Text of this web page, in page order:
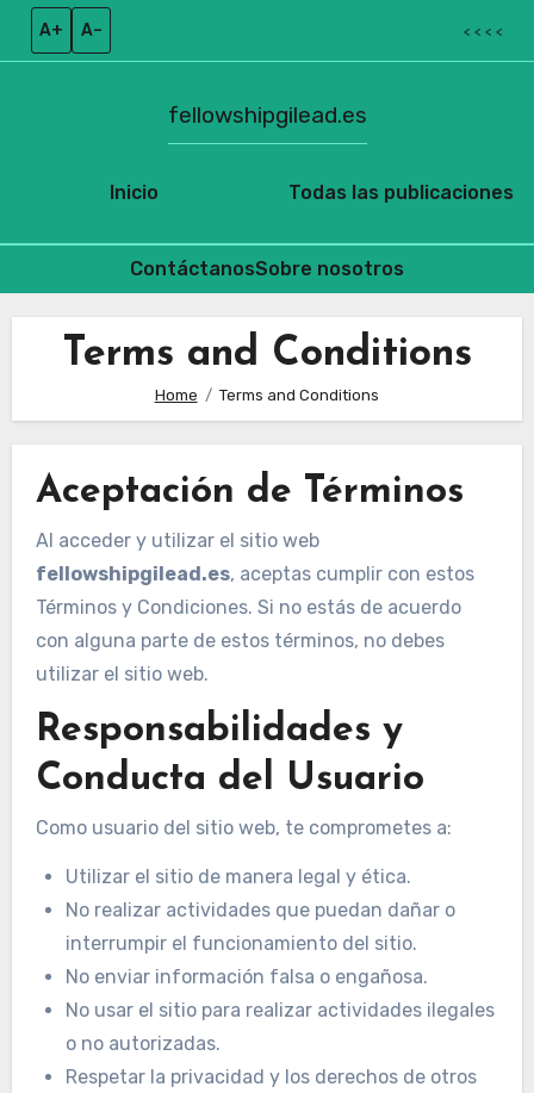
A+ A– < < < <
Inicio
fellowshipgilead.es
Todas las publicaciones
ContáctanosSobre nosotros
Terms and Conditions
Home Terms and Conditions
Aceptación de Términos
Al acceder y utilizar el sitio web
fellowshipgilead.es, aceptas cumplir con estos
Términos y Condiciones. Si no estás de acuerdo
con alguna parte de estos términos, no debes
utilizar el sitio web.
Responsabilidades y
Conducta del Usuario
Como usuario del sitio web, te comprometes a:
Utilizar el sitio de manera legal y ética.
No realizar actividades que puedan dañar o
interrumpir el funcionamiento del sitio.
No enviar información falsa o engañosa.
No usar el sitio para realizar actividades ilegales
o no autorizadas.
Respetar la privacidad y los derechos de otros